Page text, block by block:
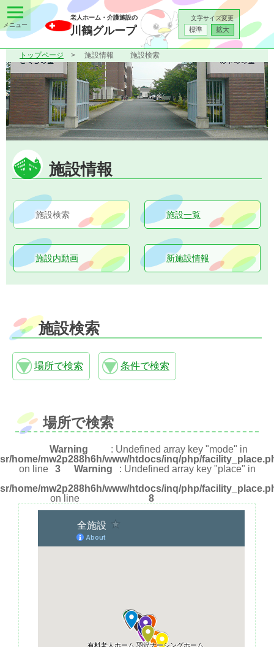
老人ホーム・介護施設の
川鶴グループ
文字サイズ変更
標準 拡大
トップページ 施設情報 施設検索
施設情報
施設検索 施設一覧
施設内動画 新施設情報
施設検索
場所で検索 条件で検索
場所で検索
Warning
: Undefined array key "mode" in
home/mw2p288h6h/www/htdocs/inq/php/
on line
3 Warning
: Undefined array key "place" in
home/mw2p288h6h/www/htdocs/inq/php/
on line
8